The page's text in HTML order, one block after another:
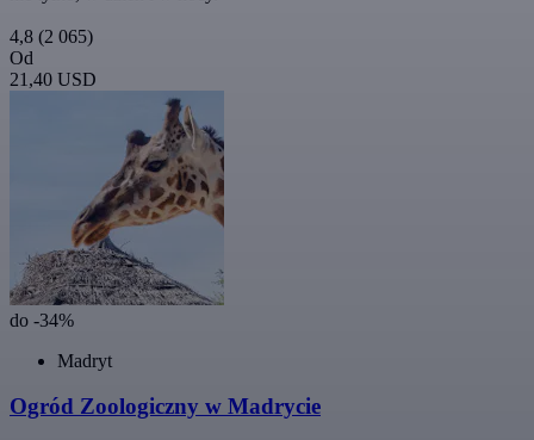
4,8 (2 065)
Od
21,40 USD
do -34%
Madryt
Ogród Zoologiczny w Madrycie